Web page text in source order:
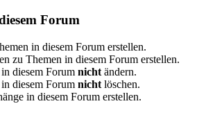
Forum
in diesem Forum erstellen.
zu Themen in diesem Forum erstellen.
diesem Forum nicht ändern.
diesem Forum nicht löschen.
in diesem Forum erstellen.